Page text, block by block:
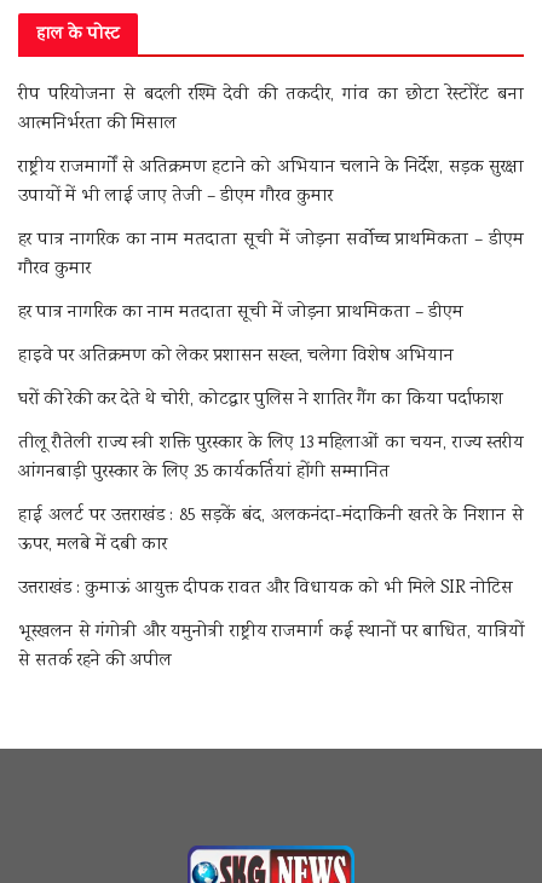
हाल के पोस्ट
रीप परियोजना से बदली रश्मि देवी की तकदीर, गांव का छोटा रेस्टोरेंट बना
आत्मनिर्भरता की मिसाल
राष्ट्रीय राजमार्गों से अतिक्रमण हटाने को अभियान चलाने के निर्देश, सड़क सुरक्षा
उपायों में भी लाई जाए तेजी – डीएम गौरव कुमार
हर पात्र नागरिक का नाम मतदाता सूची में जोड़ना सर्वोच्च प्राथमिकता – डीएम
गौरव कुमार
हर पात्र नागरिक का नाम मतदाता सूची में जोड़ना प्राथमिकता – डीएम
हाइवे पर अतिक्रमण को लेकर प्रशासन सख्त, चलेगा विशेष अभियान
घरों की रेकी कर देते थे चोरी, कोटद्वार पुलिस ने शातिर गैंग का किया पर्दाफाश
तीलू रौतेली राज्य स्त्री शक्ति पुरस्कार के लिए 13 महिलाओं का चयन, राज्य स्तरीय
आंगनबाड़ी पुरस्कार के लिए 35 कार्यकर्तियां होंगी सम्मानित
हाई अलर्ट पर उत्तराखंड : 85 सड़कें बंद, अलकनंदा-मंदाकिनी खतरे के निशान से
ऊपर, मलबे में दबी कार
उत्तराखंड : कुमाऊं आयुक्त दीपक रावत और विधायक को भी मिले SIR नोटिस
भूस्खलन से गंगोत्री और यमुनोत्री राष्ट्रीय राजमार्ग कई स्थानों पर बाधित, यात्रियों
से सतर्क रहने की अपील